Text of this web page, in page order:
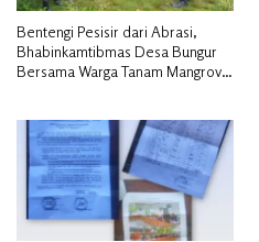
Bentengi Pesisir dari Abrasi,
Bhabinkamtibmas Desa Bungur
Bersama Warga Tanam Mangrove